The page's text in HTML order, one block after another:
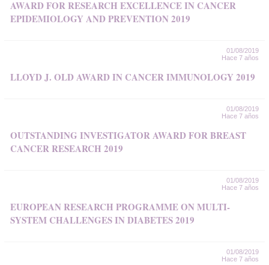
AWARD FOR RESEARCH EXCELLENCE IN CANCER
EPIDEMIOLOGY AND PREVENTION 2019
01/08/2019
Hace 7 años
LLOYD J. OLD AWARD IN CANCER IMMUNOLOGY 2019
01/08/2019
Hace 7 años
OUTSTANDING INVESTIGATOR AWARD FOR BREAST
CANCER RESEARCH 2019
01/08/2019
Hace 7 años
EUROPEAN RESEARCH PROGRAMME ON MULTI-
SYSTEM CHALLENGES IN DIABETES 2019
01/08/2019
Hace 7 años